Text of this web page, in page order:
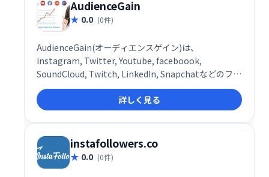
AudienceGain
0.0 (0件)
AudienceGain(オーディエンスゲイン)は、
instagram, Twitter, Youtube, faceboook,
SoundCloud, Twitch, LinkedIn, Snapchatなどのフォ
ロワーが購入できる海外のサービスです。
詳しく見る
instafollowers.co
0.0 (0件)